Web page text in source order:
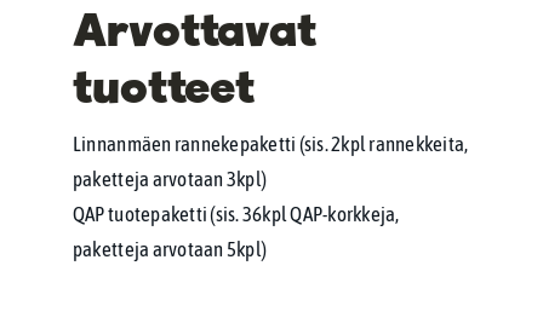
Arvottavat
tuotteet
Linnanmäen rannekepaketti (sis. 2kpl rannekkeita,
paketteja arvotaan 3kpl)
QAP tuotepaketti (sis. 36kpl QAP-korkkeja,
paketteja arvotaan 5kpl)